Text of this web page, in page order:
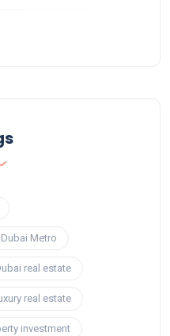
Dubai Metro
real estate
real estate
investment